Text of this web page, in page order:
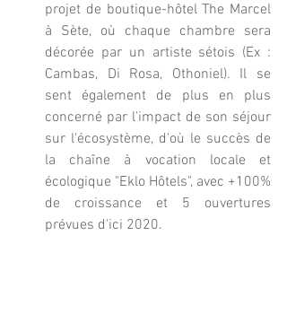
projet de boutique-hôtel The Marcel
à Sète, où chaque chambre sera
décorée par un artiste sétois (Ex :
Cambas, Di Rosa, Othoniel). Il se
sent également de plus en plus
concerné par l'impact de son séjour
sur l'écosystème, d'où le succès de
la chaîne à vocation locale et
écologique "Eklo Hôtels", avec +100%
de croissance et 5 ouvertures
prévues d'ici 2020.